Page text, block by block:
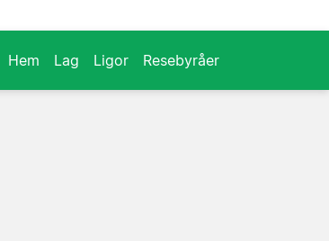
Hem Lag Ligor Resebyråer